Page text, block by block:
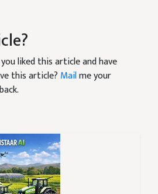
liked this article and have
this article? Mailme your